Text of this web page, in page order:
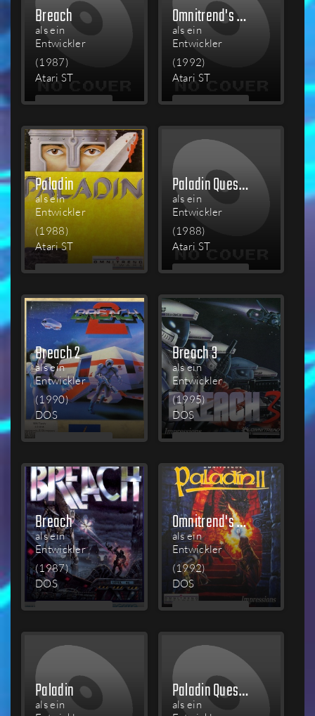
Breach
als ein
Entwickler
(1987)
Atari ST
MEHR
Omnitrend's Paladin II
als ein
Entwickler
(1992)
Atari ST
MEHR
Paladin
als ein
Entwickler
(1988)
Atari ST
MEHR
Paladin Quest Disk: The Scrolls of Talmouth
als ein
Entwickler
(1988)
Atari ST
MEHR
Breach 2
als ein
Entwickler
(1990)
DOS
MEHR
Breach 3
als ein
Entwickler
(1995)
DOS
MEHR
Breach
als ein
Entwickler
(1987)
DOS
MEHR
Omnitrend's Paladin II
als ein
Entwickler
(1992)
DOS
MEHR
Paladin
als ein
Paladin Quest Disk: The Scrolls of Talmouth
als ein